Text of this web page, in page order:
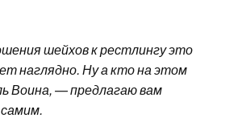
шейхов к рестлингу это
наглядно. Ну а кто на этом
Воина, — предлагаю вам